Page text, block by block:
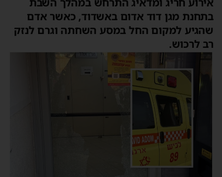
מגן דוד אדום באשדוד, כאשר אדם
למקום החל במסע השחתה וגרם לנזק
לרכוש.